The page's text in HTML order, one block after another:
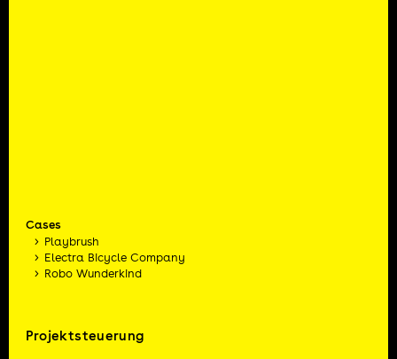
Cases
Playbrush
Electra Bicycle Company
Robo Wunderkind
Projektsteuerung